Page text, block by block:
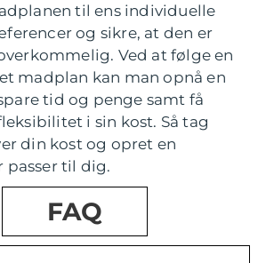
til ens individuelle
og sikre, at den er
Ved at følge en
madplan kan man opnå en
tid og penge samt få
i sin kost. Så tag
din kost og opret en
passer til dig.
FAQ